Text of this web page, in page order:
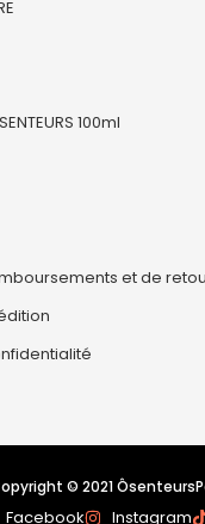
100ml
et de
© 2021
Facebook Instagram